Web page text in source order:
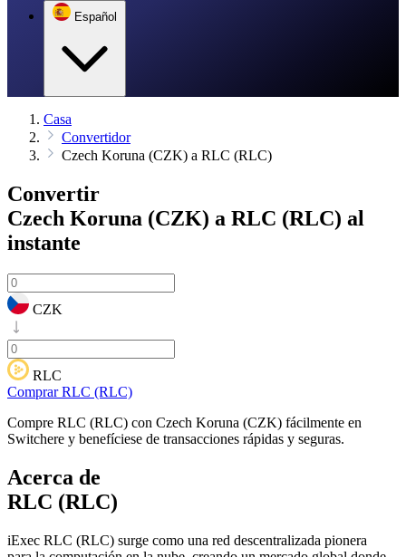
Español
Casa
Convertidor
Czech Koruna (CZK) a RLC (RLC)
Convertir
Czech Koruna (CZK) a RLC (RLC) al
instante
CZK
RLC
Comprar RLC (RLC)
Compre RLC (RLC) con Czech Koruna (CZK) fácilmente en
Switchere y benefíciese de transacciones rápidas y seguras.
Acerca de
RLC (RLC)
iExec RLC (RLC) surge como una red descentralizada pionera